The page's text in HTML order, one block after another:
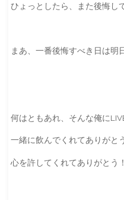
ひょっとしたら、また後悔し
まあ、一番後悔すべき日は明
何はともあれ、そんな俺に
一緒に飲んでくれてありがと
心を許してくれてありがとう！